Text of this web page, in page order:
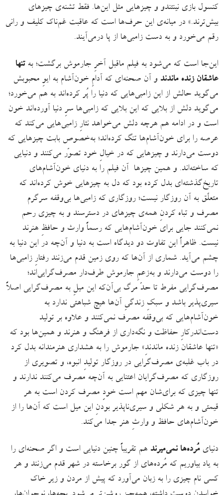
کنسول بازی نینتندو و چیزهایی مثل این‌ها. فقط تشنه‌ی چیزهای
بیش‌ترند.» در میانه‌ی این حرف‌ها است که عاقبت غم‌ناک کلیف و رانی
رقم می‌خورد و به دست زامبی‌ها از پا درمی‌آیند.
این‌جا است که می‌شود به فیلم ماقبل آخرِ جارموش برگشت؛ بهتنها
عاشقان زنده ماندند و آن صحنه‌ای که آدامِ خون‌آشام به ایوِ محبوبش
می‌گوید حالش از این زامبی‌هایی که دنیا را پُر کرده‌اند به هم می‌خورد؛
می‌گوید دلش از بلایی که این بلایی که زامبی‌ها سرِ دنیا آورده‌اند خون
است و در ادامه هم هرچه دلش می‌خواهد نثارِ زامبی‌هایی می‌کند که
عرصه را برای خون‌آشام‌ها تنگ کرده‌اند؛ به‌خصوص بابت چیزهایی که
دوست می‌دارند و چیزهایی که در خیالِ خود تصوّر می‌کنند و دنیایی
که ساخته‌اند. و همین چیزها آن فیلم را به دنیای خون‌آشام‌های
تاریخ‌گذشته‌ای بدل کرده بود که دل به چیزهایی خوش کرده‌اند که
متعلّق به آن روزگار نیست؛ روزگاری که زامبی‌ها بی‌وقفه سرگرم
مصرف و تباه کردنِ همه‌ی چیزهای در دسترسند و به چیزی رحم
نمی‌کنند جایی برای خون‌آشام‌هایی که رسماً وارث و حافظِ هنرند
نیست. ظاهراً این تفاوت دو دیدگاه است به دنیا و آن‌چه در این دنیا به
چشم می‌آید. شماری از آن‌ها که روی زمین قدم می‌زنند رفتارِ زامبی‌ها
را دوست می‌دارند و به‌زعمِ جارموش طرف‌دار مصرف‌گرایی‌اند؛
مصرف‌گرایی مفرط تا حدّ مرگ بی‌آن‌که این میلِ به مصرف‌گرایی اصلاً
سیری‌پذیر باشد و سبکِ زندگی‌ِ آن‌ها هیچ شباهتی ندارد به
خون‌آشام‌هایی که بی‌وقفه مصرف نمی‌کنند و علاوه بر تولید
دست‌اندرکارِ حفاظت و نگه‌داری از فرهنگ و هنرند و همین‌ها بود که
«تنها عاشقان زنده ماندندِ» جارموش را به هشداری هنرمندانه بدل کرد
در باب غلبه‌ی مصرف‌گرایی در روزگار تولیدِ انبوه، و تصویری از
روزگاری که مصرف‌گرایان اعتنایی به آن‌چه مصرف می‌کنند ندارند و
تنها چیزی که برای‌شان مهم است خودِِ مصرف کردن است به هر
قیمتی و به هر شکلی و سیری‌ناپذیر بودنِ این میل است که آن‌ها را از
خون‌آشام‌های حافظ و وارثِ هنر جدا می‌کند.
دنیایمُرده‌ها نمی‌میرند هم تقریباً چنین دنیایی است و اگر صحنه‌ای را
به یاد بیاوریم که مُرده‌های از گور برخاسته در شهر قدم می‌زنند و هر
کسی نام چیزی را به زبان می‌آورد که پیش از مردن و زیر خاک